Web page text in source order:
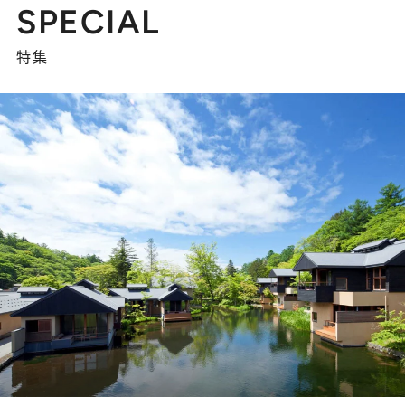
SPECIAL
特集